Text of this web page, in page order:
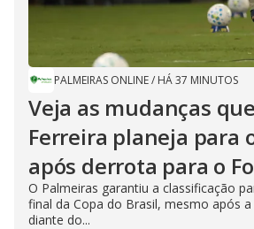
PALMEIRAS ONLINE/ HÁ 37 MINUTOS
Veja as mudanças
Ferreira planeja para
após derrota para o
O Palmeiras garantiu a classificação
final da Copa do Brasil, mesmo após
diante do...